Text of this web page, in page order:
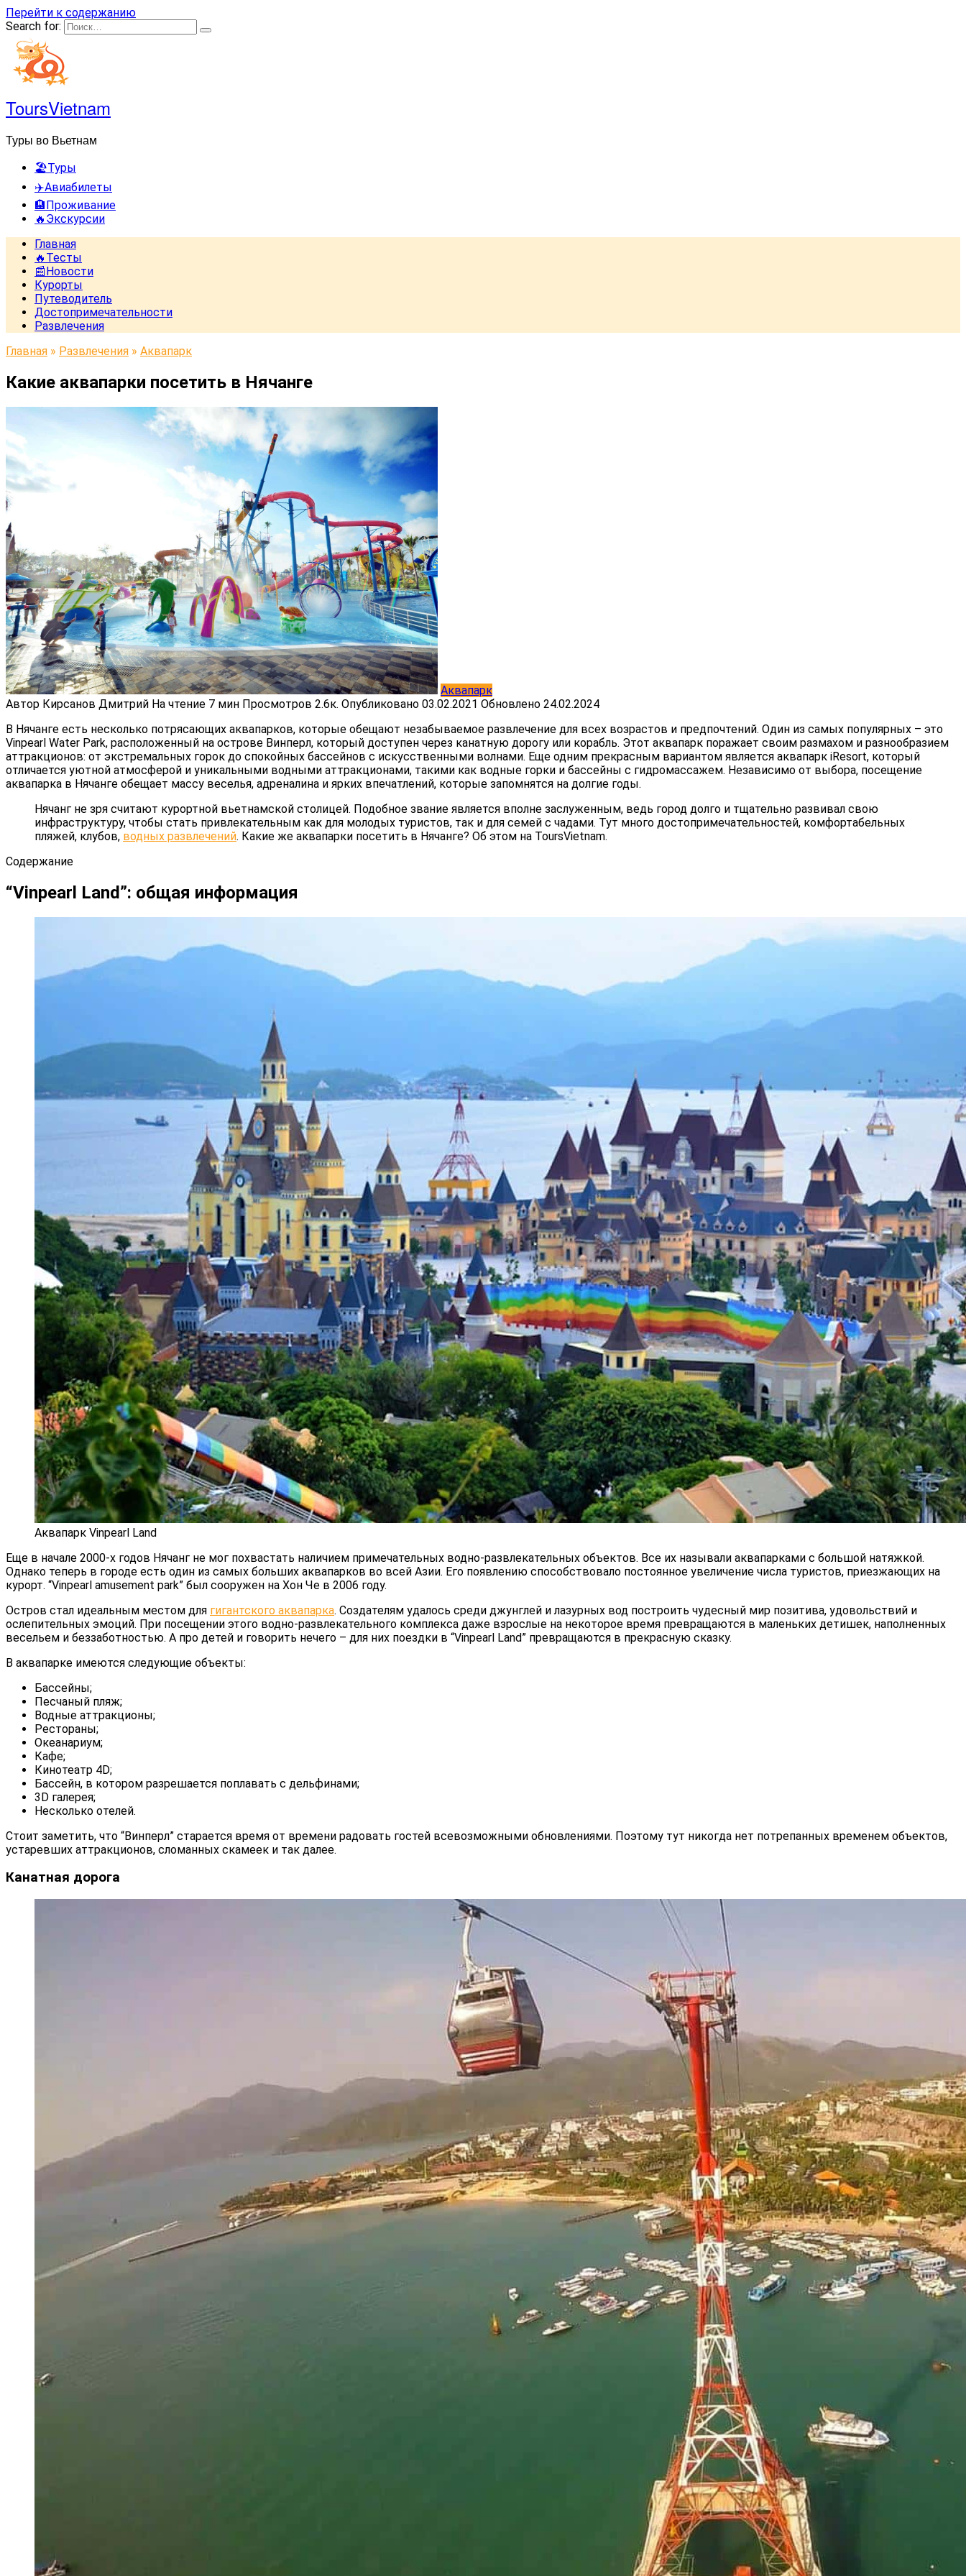
Перейти к содержанию
Search for:
ToursVietnam
Туры во Вьетнам
🏖️Туры
✈️Авиабилеты
🏨Проживание
🔥Экскурсии
Главная
🔥Тесты
📰Новости
Курорты
Путеводитель
Достопримечательности
Развлечения
Главная » Развлечения » Аквапарк
Какие аквапарки посетить в Нячанге
Аквапарк
Автор Кирсанов Дмитрий На чтение 7 мин Просмотров 2.6к. Опубликовано 03.02.2021 Обновлено 24.02.2024
В Нячанге есть несколько потрясающих аквапарков, которые обещают незабываемое развлечение для всех возрастов и предпочтений. Один из самых популярных – это
Vinpearl Water Park, расположенный на острове Винперл, который доступен через канатную дорогу или корабль. Этот аквапарк поражает своим размахом и разнообразием
аттракционов: от экстремальных горок до спокойных бассейнов с искусственными волнами. Еще одним прекрасным вариантом является аквапарк iResort, который
отличается уютной атмосферой и уникальными водными аттракционами, такими как водные горки и бассейны с гидромассажем. Независимо от выбора, посещение
аквапарка в Нячанге обещает массу веселья, адреналина и ярких впечатлений, которые запомнятся на долгие годы.
Нячанг не зря считают курортной вьетнамской столицей. Подобное звание является вполне заслуженным, ведь город долго и тщательно развивал свою
инфраструктуру, чтобы стать привлекательным как для молодых туристов, так и для семей с чадами. Тут много достопримечательностей, комфортабельных
пляжей, клубов, водных развлечений. Какие же аквапарки посетить в Нячанге? Об этом на ToursVietnam.
Содержание
“Vinpearl Land”: общая информация
Аквапарк Vinpearl Land
Еще в начале 2000-х годов Нячанг не мог похвастать наличием примечательных водно-развлекательных объектов. Все их называли аквапарками с большой натяжкой.
Однако теперь в городе есть один из самых больших аквапарков во всей Азии. Его появлению способствовало постоянное увеличение числа туристов, приезжающих на
курорт. “Vinpearl amusement park” был сооружен на Хон Че в 2006 году.
Остров стал идеальным местом для гигантского аквапарка. Создателям удалось среди джунглей и лазурных вод построить чудесный мир позитива, удовольствий и
ослепительных эмоций. При посещении этого водно-развлекательного комплекса даже взрослые на некоторое время превращаются в маленьких детишек, наполненных
весельем и беззаботностью. А про детей и говорить нечего – для них поездки в “Vinpearl Land” превращаются в прекрасную сказку.
В аквапарке имеются следующие объекты:
Бассейны;
Песчаный пляж;
Водные аттракционы;
Рестораны;
Океанариум;
Кафе;
Кинотеатр 4D;
Бассейн, в котором разрешается поплавать с дельфинами;
3D галерея;
Несколько отелей.
Стоит заметить, что “Винперл” старается время от времени радовать гостей всевозможными обновлениями. Поэтому тут никогда нет потрепанных временем объектов,
устаревших аттракционов, сломанных скамеек и так далее.
Канатная дорога